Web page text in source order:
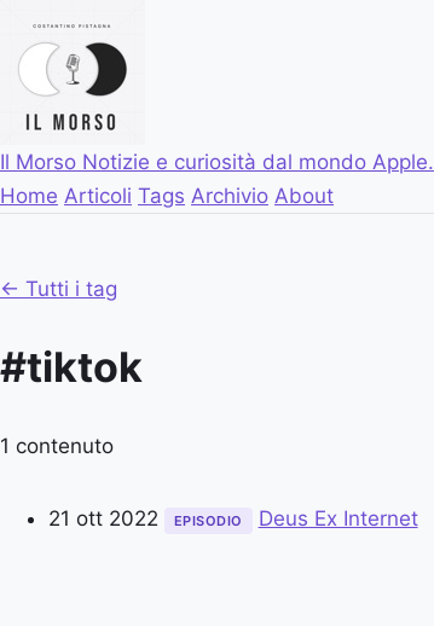
Il Morso Notizie e curiosità dal mondo Apple.
Home Articoli Tags Archivio About
← Tutti i tag
#tiktok
1 contenuto
21 ott 2022 EPISODIO Deus Ex Internet